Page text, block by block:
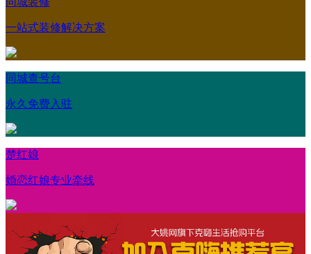
一站式装修解决方案
同城查号台
永久免费入驻
楚红娘
婚恋红娘专业牵线